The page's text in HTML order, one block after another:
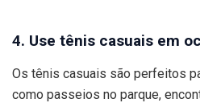
4. Use tênis casuais em
Os tênis casuais são perfeitos
como passeios no parque,